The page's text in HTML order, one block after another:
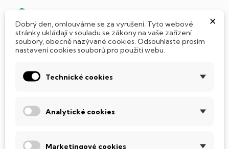
Připraveno - zapnete a okamžitě pracujte
Přidat Microsoft Office Plus ➡️ 499,-
SSD Disk
×
Dobrý den, omlouváme se za vyrušení. Tyto webové
stránky ukládají v souladu se zákony na vaše zařízení
soubory, obecně nazývané cookies. Odsouhlaste prosím
nastavení cookies souborů pro použití webu.
Technické cookies
Analytické cookies
Marketingové cookies